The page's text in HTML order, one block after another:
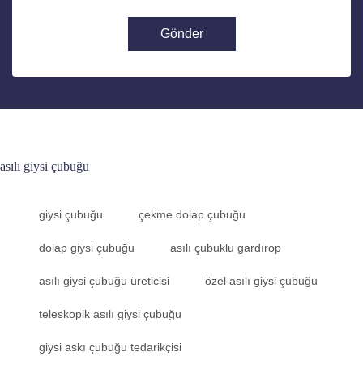
Gönder
asılı giysi çubuğu
giysi çubuğu çekme dolap çubuğu
dolap giysi çubuğu asılı çubuklu gardırop
asılı giysi çubuğu üreticisi özel asılı giysi çubuğu
teleskopik asılı giysi çubuğu
giysi askı çubuğu tedarikçisi